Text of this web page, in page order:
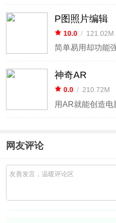
P图照片编辑
10.0 / 121.02M
神奇AR
0.0 / 210.72M
网友评论